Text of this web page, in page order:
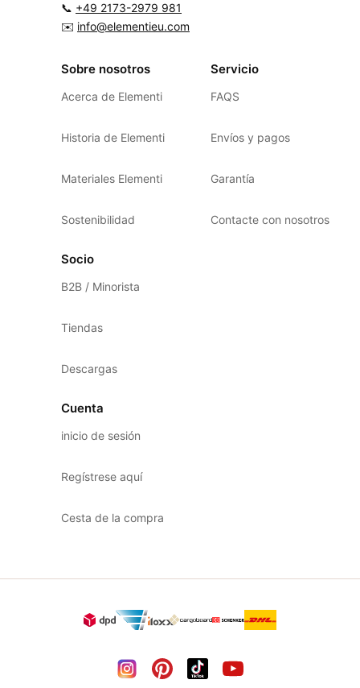
📞 +49 2173-2979 981
✉️ info@elementieu.com
Sobre nosotros
Acerca de Elementi
Historia de Elementi
Materiales Elementi
Sostenibilidad
Servicio
FAQS
Envíos y pagos
Garantía
Contacte con nosotros
Socio
B2B / Minorista
Tiendas
Descargas
Cuenta
inicio de sesión
Regístrese aquí
Cesta de la compra